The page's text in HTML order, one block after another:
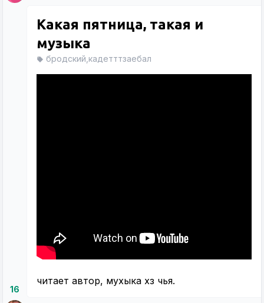
16
Какая пятница, такая и
музыка
бродский,кадетттзаебал
читает автор, мухыка хз чья.